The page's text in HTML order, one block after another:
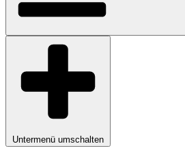
Untermenü umschalten